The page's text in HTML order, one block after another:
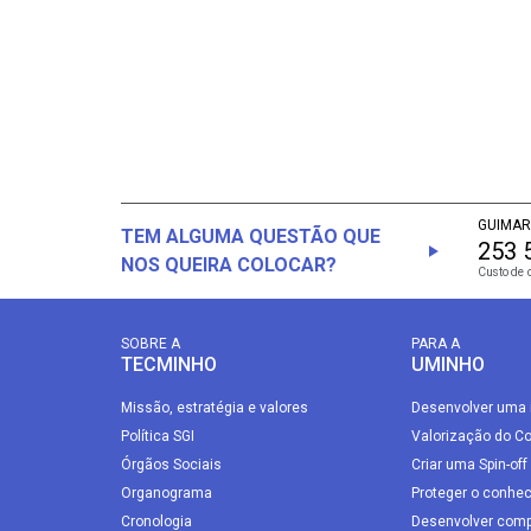
TEM ALGUMA QUESTÃO QUE
NOS QUEIRA COLOCAR?
253
Custo de
SOBRE A
TECMINHO
Missão, estratégia e valores
Política SGI
Órgãos Sociais
Organograma
Cronologia
PARA A
UMINHO
Desenvolver
Valorização do
Criar uma Spin-off
Proteger o
Desenvolver